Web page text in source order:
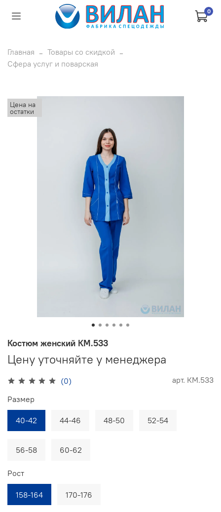
0
Главная
Товары со скидкой
Сфера услуг и поварская
Цена на
остатки
(0) арт. КМ.533
Костюм женский КМ.533
Цену уточняйте у менеджера
Размер
40-42 44-46 48-50 52-54
56-58 60-62
Рост
158-164 170-176